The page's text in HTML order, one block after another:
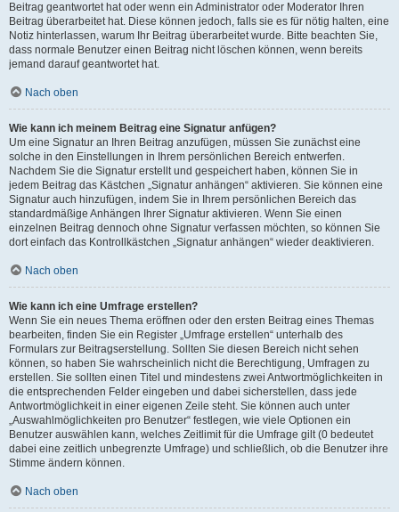
Beitrag geantwortet hat oder wenn ein Administrator oder Moderator Ihren
Beitrag überarbeitet hat. Diese können jedoch, falls sie es für nötig halten, eine
Notiz hinterlassen, warum Ihr Beitrag überarbeitet wurde. Bitte beachten Sie,
dass normale Benutzer einen Beitrag nicht löschen können, wenn bereits
jemand darauf geantwortet hat.
Nach oben
Wie kann ich meinem Beitrag eine Signatur anfügen?
Um eine Signatur an Ihren Beitrag anzufügen, müssen Sie zunächst eine
solche in den Einstellungen in Ihrem persönlichen Bereich entwerfen.
Nachdem Sie die Signatur erstellt und gespeichert haben, können Sie in
jedem Beitrag das Kästchen „Signatur anhängen“ aktivieren. Sie können eine
Signatur auch hinzufügen, indem Sie in Ihrem persönlichen Bereich das
standardmäßige Anhängen Ihrer Signatur aktivieren. Wenn Sie einen
einzelnen Beitrag dennoch ohne Signatur verfassen möchten, so können Sie
dort einfach das Kontrollkästchen „Signatur anhängen“ wieder deaktivieren.
Nach oben
Wie kann ich eine Umfrage erstellen?
Wenn Sie ein neues Thema eröffnen oder den ersten Beitrag eines Themas
bearbeiten, finden Sie ein Register „Umfrage erstellen“ unterhalb des
Formulars zur Beitragserstellung. Sollten Sie diesen Bereich nicht sehen
können, so haben Sie wahrscheinlich nicht die Berechtigung, Umfragen zu
erstellen. Sie sollten einen Titel und mindestens zwei Antwortmöglichkeiten in
die entsprechenden Felder eingeben und dabei sicherstellen, dass jede
Antwortmöglichkeit in einer eigenen Zeile steht. Sie können auch unter
„Auswahlmöglichkeiten pro Benutzer“ festlegen, wie viele Optionen ein
Benutzer auswählen kann, welches Zeitlimit für die Umfrage gilt (0 bedeutet
dabei eine zeitlich unbegrenzte Umfrage) und schließlich, ob die Benutzer ihre
Stimme ändern können.
Nach oben